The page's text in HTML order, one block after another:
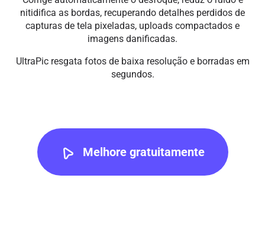
nitidifica as bordas, recuperando detalhes perdidos de
capturas de tela pixeladas, uploads compactados e
imagens danificadas.
UltraPic resgata fotos de baixa resolução e borradas em
segundos.
Melhore gratuitamente